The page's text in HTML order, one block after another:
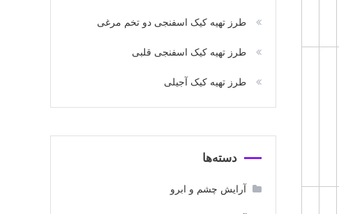
طرز تهیه کیک اسفنجی دو تخم مرغی
طرز تهیه کیک اسفنجی قلبی
طرز تهیه کیک آجیلی
دسته‌ها
آرایش چشم و ابرو